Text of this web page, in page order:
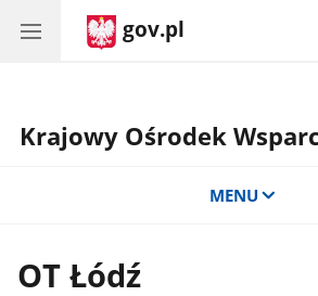
gov.pl
Krajowy Ośrodek
MENU
OT Łódź